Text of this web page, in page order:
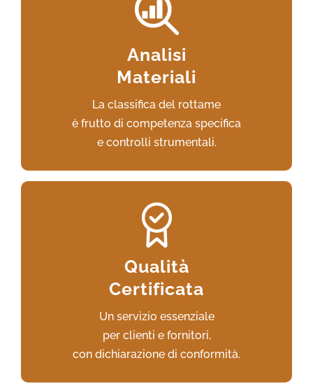
Analisi
Materiali
La classifica del rottame
è frutto di competenza specifica
e controlli strumentali.
Verifichiamo provenienza,
dimensioni, aspetto
e composizione chimica del rottame.
VAI AL SERVIZIO
Qualità
Certificata
Un servizio essenziale
per clienti e fornitori,
con dichiarazione di conformità.
La società lavora con i maggiori operatori del
settore
riscontrando consensi in termine
di specializzazione e competenza.